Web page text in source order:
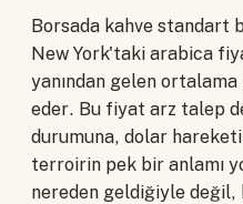
Borsada kahve standart
New York'taki arabica
yanından gelen
eder. Bu fiyat arz talep
durumuna, dolar
terroirin pek bir anlamı
nereden geldiğiyle